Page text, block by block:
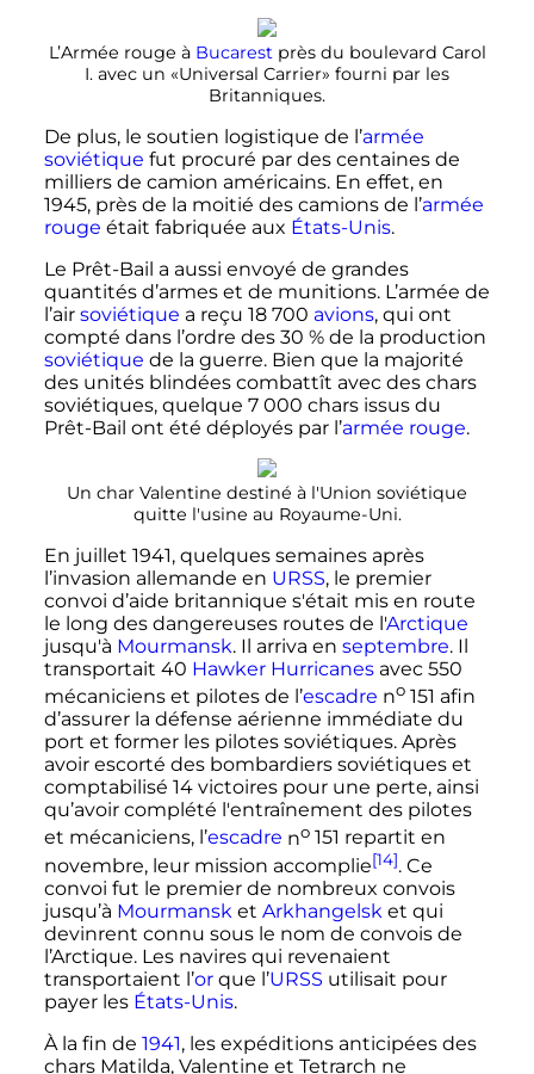
L’Armée rouge à Bucarestprès du boulevard Carol
I. avec un «Universal Carrier» fourni par les
Britanniques.
De plus, le soutien logistique de l’armée
soviétique fut procuré par des centaines de
milliers de camion américains. En effet, en
1945, près de la moitié des camions de l’armée
rouge était fabriquée aux États-Unis.
Le Prêt-Bail a aussi envoyé de grandes
quantités d’armes et de munitions. L’armée de
l’air soviétique a reçu 18 700 avions, qui ont
compté dans l’ordre des 30 % de la production
soviétique de la guerre. Bien que la majorité
des unités blindées combattît avec des chars
soviétiques, quelque 7 000 charsissus du
Prêt-Bail ont été déployés par l’armée rouge.
Un char Valentine destiné à l'Union soviétique
quitte l'usine au Royaume-Uni.
En juillet 1941, quelques semaines après
l’invasion allemande en URSS, le premier
convoi d’aide britannique s'était mis en route
le long des dangereuses routes de l'Arctique
jusqu'à Mourmansk. Il arriva en septembre. Il
transportait 40 Hawker Hurricanesavec 550
mécaniciens et pilotes de l’escadre no 151 afin
d’assurer la défense aérienne immédiate du
port et former les pilotes soviétiques. Après
avoir escorté des bombardiers soviétiques et
comptabilisé 14 victoires pour une perte, ainsi
qu’avoir complété l'entraînement des pilotes
et mécaniciens, l’escadre no 151 repartit en
novembre, leur mission accomplie[14]. Ce
convoi fut le premier de nombreux convois
jusqu’à Mourmansket Arkhangelsket qui
devinrent connu sous le nom de convois de
l’Arctique. Les navires qui revenaient
transportaient l’orque l’URSS utilisait pour
payer les États-Unis.
À la fin de 1941, les expéditions anticipées des
chars Matilda, Valentine et Tetrarch ne